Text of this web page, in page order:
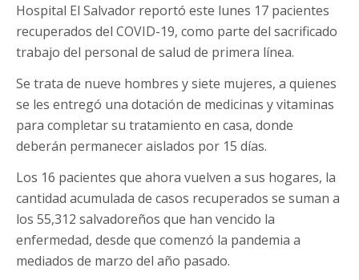
Hospital El Salvador reportó este lunes 17 pacientes
recuperados del COVID-19, como parte del sacrificado
trabajo del personal de salud de primera línea.
Se trata de nueve hombres y siete mujeres, a quienes
se les entregó una dotación de medicinas y vitaminas
para completar su tratamiento en casa, donde
deberán permanecer aislados por 15 días.
Los 16 pacientes que ahora vuelven a sus hogares, la
cantidad acumulada de casos recuperados se suman a
los 55,312 salvadoreños que han vencido la
enfermedad, desde que comenzó la pandemia a
mediados de marzo del año pasado.